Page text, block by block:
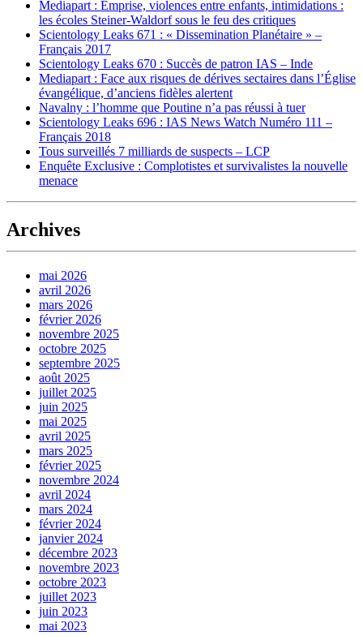
Mediapart : Emprise, violences entre enfants, intimidations :
les écoles Steiner-Waldorf sous le feu des critiques
Scientology Leaks 671 : « Dissemination Planétaire » –
Français 2017
Scientology Leaks 670 : Succès de patron IAS – Inde
Mediapart : Face aux risques de dérives sectaires dans l’Église
évangélique, d’anciens fidèles alertent
Navalny : l’homme que Poutine n’a pas réussi à tuer
Scientology Leaks 696 : IAS News Watch Numéro 111 –
Français 2018
Tous surveillés 7 milliards de suspects – LCP
Enquête Exclusive : Complotistes et survivalistes la nouvelle
menace
Archives
mai 2026
avril 2026
mars 2026
février 2026
novembre 2025
octobre 2025
septembre 2025
août 2025
juillet 2025
juin 2025
mai 2025
avril 2025
mars 2025
février 2025
novembre 2024
avril 2024
mars 2024
février 2024
janvier 2024
décembre 2023
novembre 2023
octobre 2023
juillet 2023
juin 2023
mai 2023